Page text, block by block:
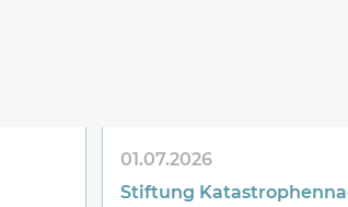
01.07.2026
Stiftung